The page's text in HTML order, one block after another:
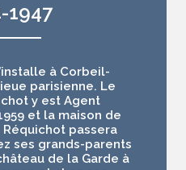
1947
à Corbeil-
parisienne. Le
y est Agent
et la maison de
passera
ses grands-parents
de la Garde à